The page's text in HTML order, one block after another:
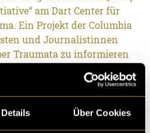
Details Über Cookies
am Dart Center für
Ein Projekt der Columbia
und Journalistinnen
Traumata zu informieren
Kinder berichtet und,
mit dem sich
Die zweite
aus New York und